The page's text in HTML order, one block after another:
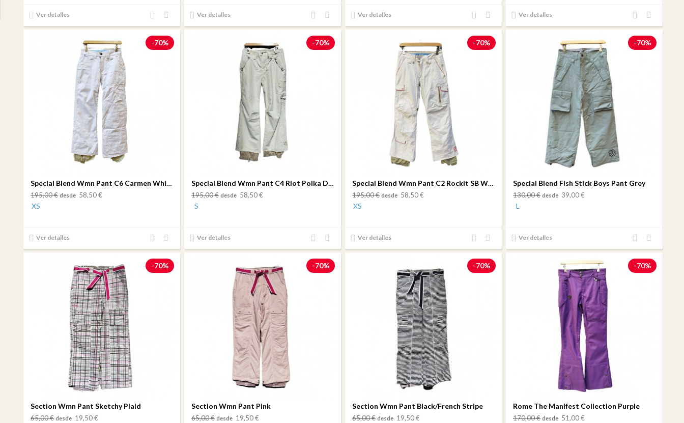
Ver detalles
Añadir
de
Añadir
al
Ver detalles
Añadir
de
Añadir
al
Ver detalles
Añadir
de
Añadir
al
Ver detalles
Añadir
de
Añadir
al
-70%
Special Blend Wmn Pant C6 Carmen White Denim
195,00 € desde 58,50 €
XS
Ver detalles
Añadir
de
Añadir
al
-70%
Special Blend Wmn Pant C4 Riot Polka Dots
195,00 € desde 58,50 €
S
Ver detalles
Añadir
de
Añadir
al
-70%
Special Blend Wmn Pant C2 Rockit SB White
195,00 € desde 58,50 €
XS
Ver detalles
Añadir
de
Añadir
al
-70%
Special Blend Fish Stick Boys Pant Grey
130,00 € desde 39,00 €
L
Ver detalles
Añadir
de
Añadir
al
-70%
Section Wmn Pant Sketchy Plaid
65,00 € desde 19,50 €
-70%
Section Wmn Pant Pink
65,00 € desde 19,50 €
-70%
Section Wmn Pant Black/French Stripe
65,00 € desde 19,50 €
-70%
Rome The Manifest Collection Purple
170,00 € desde 51,00 €